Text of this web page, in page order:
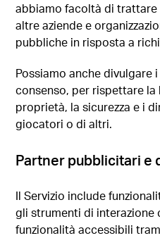
abbiamo facoltà di
altre aziende e
pubbliche in risposta a
Possiamo anche divulgare
consenso, per rispettare
proprietà, la sicurezza e i
giocatori o di altri.
Partner pubblicitari e
Il Servizio include
gli strumenti di interazione
funzionalità accessibili